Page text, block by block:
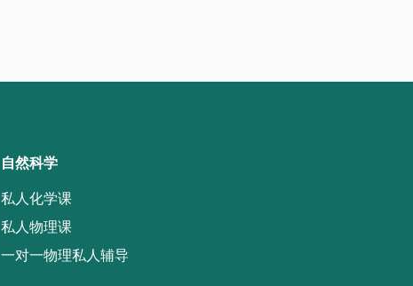
自然科学
私人化学课
私人物理课
一对一物理私人辅导